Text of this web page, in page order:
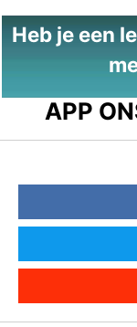
Heb je een
APP